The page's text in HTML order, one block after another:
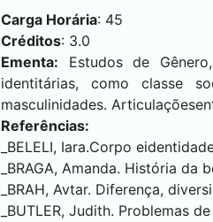
Carga Horária: 45
Créditos: 3.0
Ementa: Estudos de
identitárias, como classe
masculinidades.
Referências:
_BELELI, Iara.Corpo
_BRAGA, Amanda. História
_BRAH, Avtar. Diferença,
_BUTLER, Judith. Problemas